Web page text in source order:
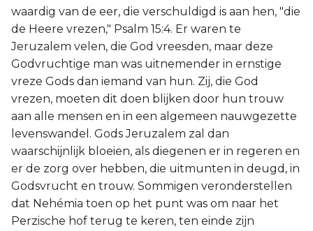
waardig van de eer, die verschuldigd is aan hen, "die
de Heere vrezen," Psalm 15:4. Er waren te
Jeruzalem velen, die God vreesden, maar deze
Godvruchtige man was uitnemender in ernstige
vreze Gods dan iemand van hun. Zij, die God
vrezen, moeten dit doen blijken door hun trouw
aan alle mensen en in een algemeen nauwgezette
levenswandel. Gods Jeruzalem zal dan
waarschijnlijk bloeien, als diegenen er in regeren en
er de zorg over hebben, die uitmunten in deugd, in
Godsvrucht en trouw. Sommigen veronderstellen
dat Nehémia toen op het punt was om naar het
Perzische hof terug te keren, ten einde zijn